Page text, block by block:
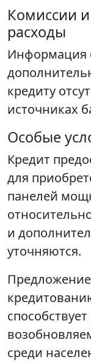
Комиссии
расходы
Информация
кредиту
источниках
Особые
Кредит
для
панелей
и
уточняются.
среди